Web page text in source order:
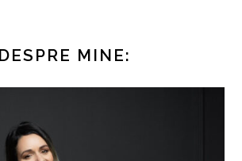
DESPRE MINE: